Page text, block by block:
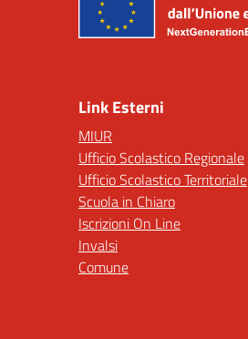
Link Esterni
MIUR
Ufficio Scolastico Regionale
Ufficio Scolastico Territoriale
Scuola in Chiaro
Iscrizioni On Line
Invalsi
Comune